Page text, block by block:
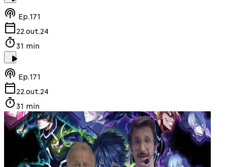
Ep.171
22.out.24
31 min
Ep.171
22.out.24
31 min